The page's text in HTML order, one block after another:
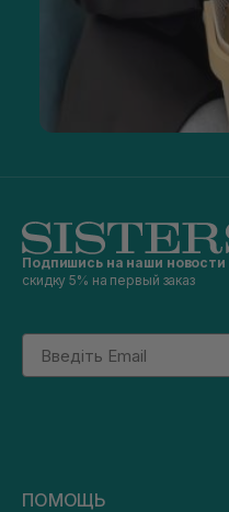
Подпишись на наши новости
скидку 5% на первый заказ
Email
ПОМОЩЬ